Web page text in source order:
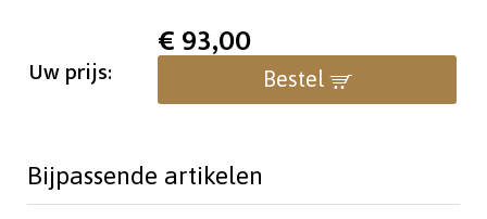
Uw prijs:
€93,00
Bestel
Bijpassende artikelen